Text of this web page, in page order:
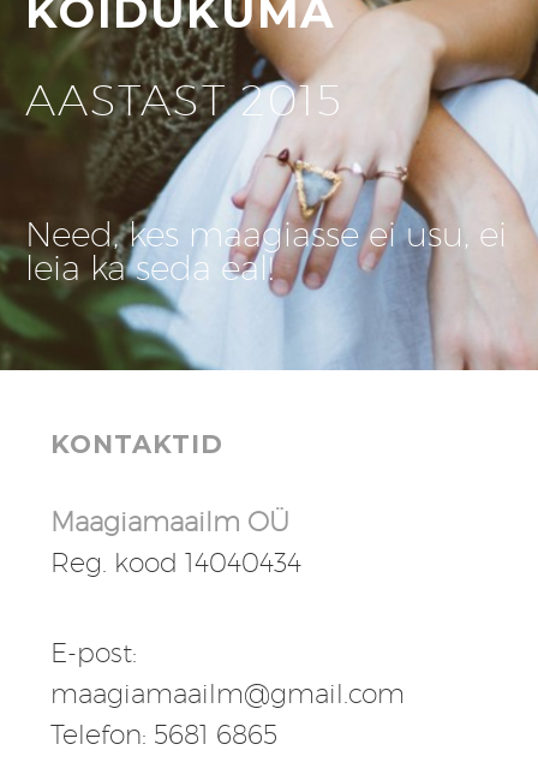
KOIDUKUMA
AASTAST 2015
Need, kes maagiasse ei usu, ei
leia ka seda eal!
KONTAKTID
Maagiamaailm OÜ
Reg. kood 14040434
E-post:
maagiamaailm@gmail.com
Telefon: 5681 6865